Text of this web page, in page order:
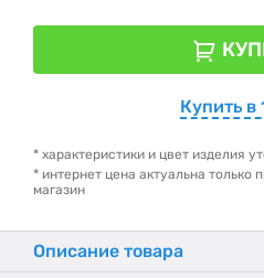
Купить в
* характеристики и цвет изделия
* интернет цена актуальна только
магазин
Описание товара